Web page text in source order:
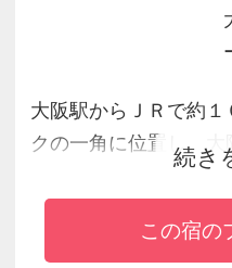
大阪駅からＪＲで約
クの一角に位置し、
眺望できる大阪で唯
ビーは自然採光を利
ウムになっており、
続き
この宿の